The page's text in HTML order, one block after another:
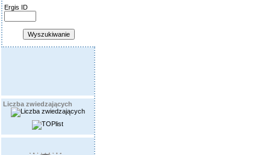
Ergis ID
Liczba zwiedzających